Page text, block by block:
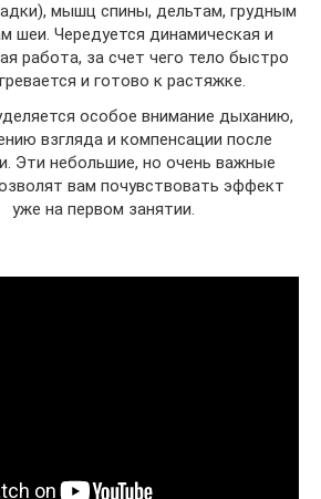
мышц спины, дельтам, грудным
шеи. Чередуется динамическая и
работа, за счет чего тело быстро
и готово к растяжке.
особое внимание дыханию,
взгляда и компенсации после
Эти небольшие, но очень важные
вам почувствовать эффект
уже на первом занятии.